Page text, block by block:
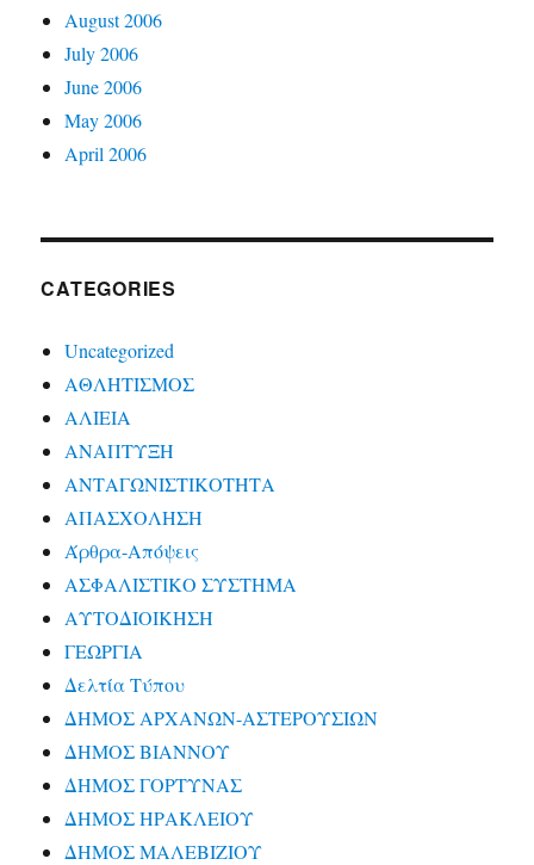
August 2006
July 2006
June 2006
May 2006
April 2006
CATEGORIES
Uncategorized
ΑΘΛΗΤΙΣΜΟΣ
ΑΛΙΕΙΑ
ΑΝΑΠΤΥΞΗ
ΑΝΤΑΓΩΝΙΣΤΙΚΟΤΗΤΑ
ΑΠΑΣΧΟΛΗΣΗ
Άρθρα-Απόψεις
ΑΣΦΑΛΙΣΤΙΚΟ ΣΥΣΤΗΜΑ
ΑΥΤΟΔΙΟΙΚΗΣΗ
ΓΕΩΡΓΙΑ
Δελτία Τύπου
ΔΗΜΟΣ ΑΡΧΑΝΩΝ-ΑΣΤΕΡΟΥΣΙΩΝ
ΔΗΜΟΣ ΒΙΑΝΝΟΥ
ΔΗΜΟΣ ΓΟΡΤΥΝΑΣ
ΔΗΜΟΣ ΗΡΑΚΛΕΙΟΥ
ΔΗΜΟΣ ΜΑΛΕΒΙΖΙΟΥ